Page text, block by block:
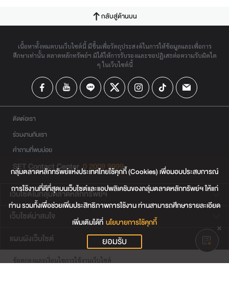
กลับสู่ด้านบน
เนื้อหาทั้งหมดบนเว็บไซต์นี้ มีขึ้นเพื่อวัตถุประสงค์ในการให้ข้อมูลและเพื่อการ
ศึกษาเท่านั้น ตลาดหลักทรัพย์ฯ มิได้ให้การรับรองและขอปฏิเสธต่อความรับผิดใด
ๆ ในเว็บไซต์นี้
ติดต่อเรา
ร่วมงานกับเรา
คำถามที่พบบ่อย
SET Contact Center 0 2009 9999
เว็บไซต์ในกลุ่มตลาดหลักทรัพย์ฯ
เว็บไซต์น่าสนใจ
แผนผังเว็บไซต์
ข้อตกลงและเงื่อนไขการใช้งานเว็บไซต์
กลุ่มตลาดหลักทรัพย์แห่งประเทศไทยใช้คุกกี้ (Cookies) เพื่อมอบประสบการณ์
การใช้งานที่ดีที่สุดบนเว็บไซต์และแอปพลิเคชันของกลุ่มตลาดหลักทรัพย์ฯ ให้แก่
ท่าน รวมทั้งเพื่อช่วยเพิ่มประสิทธิภาพการใช้งาน ท่านสามารถศึกษารายละเอียด
เพิ่มเติมได้ที่ นโยบายการใช้คุกกี้
ยอมรับ